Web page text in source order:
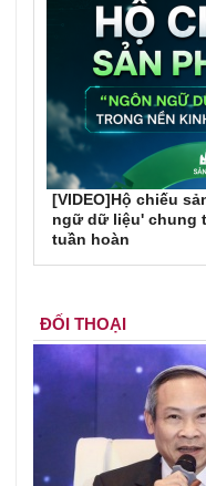
[VIDEO]Hộ chiếu
ngữ dữ liệu' chung
tuần hoàn
ĐỐI THOẠI